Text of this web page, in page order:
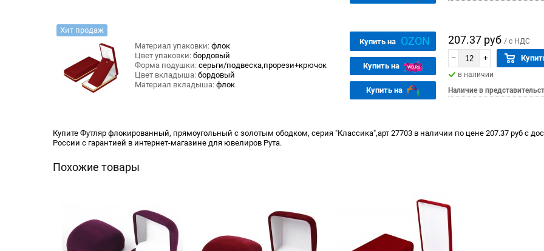
Хит продаж
Материал упаковки: флок
Цвет упаковки: бордовый
Форма подушки: серьги/подвеска,прорези+крючок
Цвет вкладыша: бордовый
Материал вкладыша: флок
Купить на OZON
Купить на
Купить на
207.37 руб / с НДС
– +
в наличии
Наличие в
Купите Футляр флокированный, прямоугольный с золотым ободком, серия "Классика",арт 27703 в наличии по цене 207.37 руб с
России с гарантией в интернет-магазине для ювелиров Рута.
Похожие товары